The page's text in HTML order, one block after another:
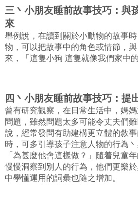
三丶小朋友睡前故事技巧：與
來
舉例說，在讀到關於小動物的故事
物，可以把故事中的角色或情節，
來，「這隻小狗 這隻就像我們家中
四丶小朋友睡前故事技巧：提
曾有研究觀察，在日常生活中，媽
問題，雖然問題太多可能令丈夫們
說，經常發問有助建構更立體的敘
時，可多引導孩子注意人物的行為
「為甚麼他會這樣做？」隨着兒童
慢慢洞察到別人的行為，他們更樂
中學懂運用的詞彙也隨之增加。